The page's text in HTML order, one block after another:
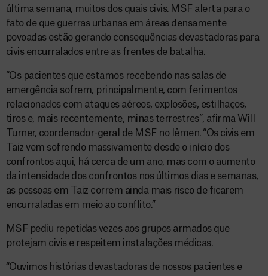
última semana, muitos dos quais civis. MSF alerta para o
fato de que guerras urbanas em áreas densamente
povoadas estão gerando consequências devastadoras para
civis encurralados entre as frentes de batalha.
“Os pacientes que estamos recebendo nas salas de
emergência sofrem, principalmente, com ferimentos
relacionados com ataques aéreos, explosões, estilhaços,
tiros e, mais recentemente, minas terrestres”, afirma Will
Turner, coordenador-geral de MSF no Iêmen. “Os civis em
Taiz vem sofrendo massivamente desde o início dos
confrontos aqui, há cerca de um ano, mas com o aumento
da intensidade dos confrontos nos últimos dias e semanas,
as pessoas em Taiz correm ainda mais risco de ficarem
encurraladas em meio ao conflito.”
MSF pediu repetidas vezes aos grupos armados que
protejam civis e respeitem instalações médicas.
“Ouvimos histórias devastadoras de nossos pacientes e